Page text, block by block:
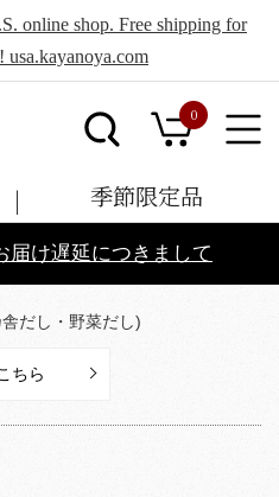
online shop. Free shipping for
usa.kayanoya.com
0
季節限定品
届け遅延につきまして
だし・野菜だし)
ちら